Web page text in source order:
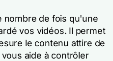
nombre de fois qu'une
vos vidéos. Il permet
le contenu attire de
aide à contrôler